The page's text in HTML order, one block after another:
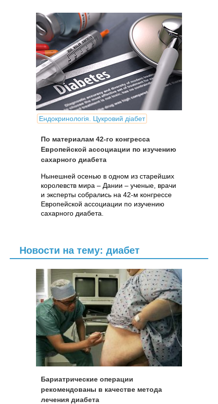
Ендокринологія. Цукровий діабет
По материалам 42-го конгресса
Европейской ассоциации по изучению
сахарного диабета
Нынешней осенью в одном из старейших
королевств мира – Дании – ученые, врачи
и эксперты собрались на 42-м конгрессе
Европейской ассоциации по изучению
сахарного диабета.
Новости на тему: диабет
Бариатрические операции
рекомендованы в качестве метода
лечения диабета